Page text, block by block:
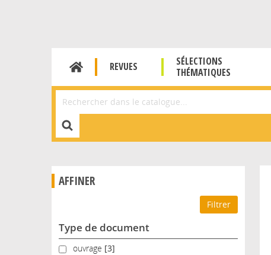
REVUES
SÉLECTIONS
THÉMATIQUES
Affiner la Recherche
AFFINER
Type de document
ouvrageouvrage [3]